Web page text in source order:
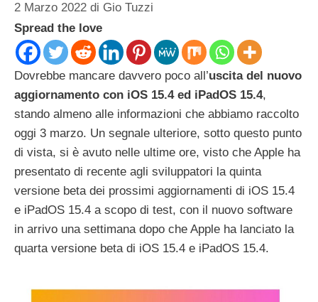
2 Marzo 2022 di Gio Tuzzi
Spread the love
Dovrebbe mancare davvero poco all’uscita del nuovo
aggiornamento con iOS 15.4 ed iPadOS 15.4,
stando almeno alle informazioni che abbiamo raccolto
oggi 3 marzo. Un segnale ulteriore, sotto questo punto
di vista, si è avuto nelle ultime ore, visto che Apple ha
presentato di recente agli sviluppatori la quinta
versione beta dei prossimi aggiornamenti di iOS 15.4
e iPadOS 15.4 a scopo di test, con il nuovo software
in arrivo una settimana dopo che Apple ha lanciato la
quarta versione beta di iOS 15.4 e iPadOS 15.4.